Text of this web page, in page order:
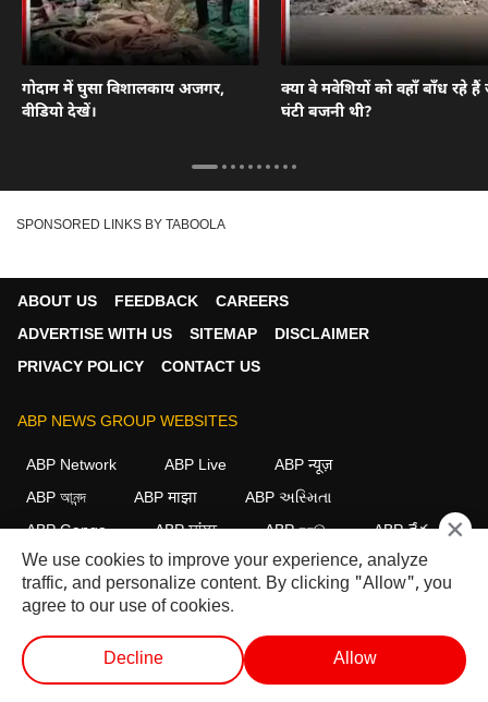
गोदाम में घुसा विशालकाय अजगर,
वीडियो देखें।
क्या वे मवेशियों को वहाँ बाँध रहे हैं
घंटी बजनी थी?
SPONSORED LINKS BY TABOOLA
ABOUT US FEEDBACK
CAREERS
ADVERTISE WITH US
SITEMAP
DISCLAIMER
PRIVACY POLICY
CONTACT US
ABP NEWS GROUP WEBSITES
ABP Network ABP Live
ABP न्यूज़
ABP আনন্দ
ABP माझा
ABP અસ્મિતા
ABP Ganga
ABP ਸਾਂਝਾ ABP நாடு ABP దేశం
FOLLOW US
This website follows the DNPA Code of Ethics.Copyright@2026.
All rights reserved.
×
We use cookies to improve your experience, analyze
traffic, and personalize content. By clicking "Allow", you
agree to our use of cookies.
Decline Allow